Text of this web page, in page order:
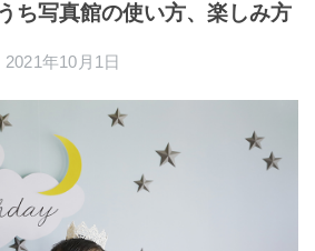
ち写真館の使い方、楽しみ方
2021年10月1日